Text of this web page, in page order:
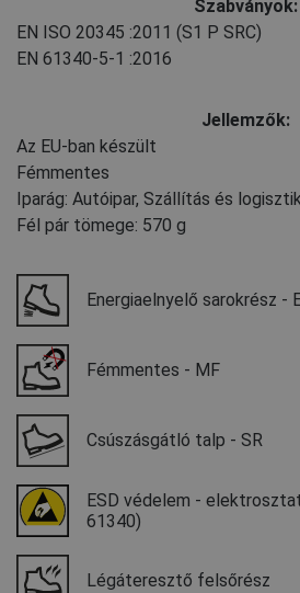
Szabványok:
EN ISO 20345 :2011 (S1 P SRC)
EN 61340-5-1 :2016
Jellemzők:
Az EU-ban készült
Fémmentes
Iparág: Autóipar, Szállítás és
Fél pár tömege: 570 g
Energiaelnyelő sarokrész -
Fémmentes - MF
Csúszásgátló talp - SR
ESD védelem -
61340)
Légáteresztő felsőrész